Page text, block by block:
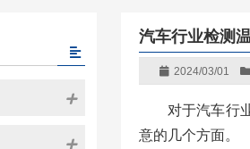
汽车行业检测
2024/03/01
对于汽车行
意的几个方面。